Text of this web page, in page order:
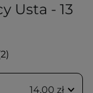
Usta - 13
2
14,00 zł